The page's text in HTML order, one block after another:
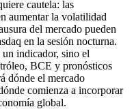
cautela: las
aumentar la volatilidad
del mercado pueden
en la sesión nocturna.
indicador, sino el
BCE y pronósticos
dónde el mercado
comienza a incorporar
global.